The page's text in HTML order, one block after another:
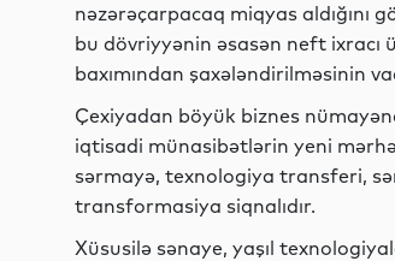
nəzərəçarpacaq miqyas aldığını
bu dövriyyənin əsasən neft ixracı
baxımından şaxələndirilməsinin
Çexiyadan böyük biznes
iqtisadi münasibətlərin yeni
sərmayə, texnologiya transferi,
transformasiya siqnalıdır.
Xüsusilə sənaye, yaşıl